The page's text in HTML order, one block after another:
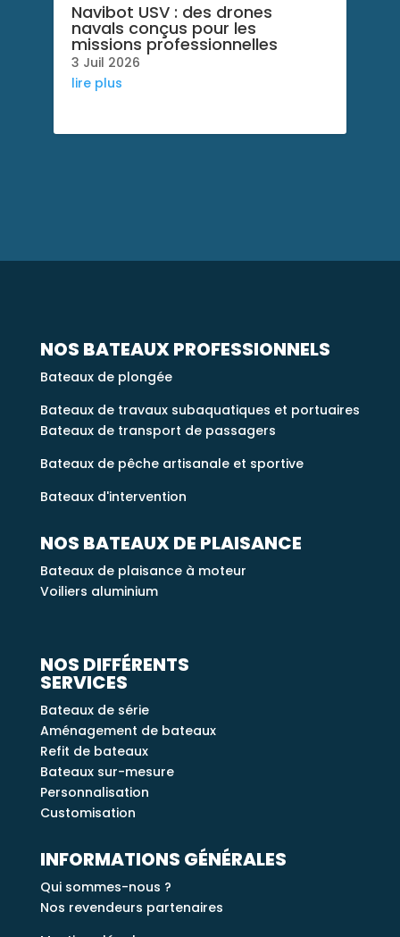
Navibot USV : des drones
navals conçus pour les
missions professionnelles
3 Juil 2026
lire plus
NOS BATEAUX PROFESSIONNELS
Bateaux de plongée
Bateaux de travaux subaquatiques et portuaires
Bateaux de transport de passagers
Bateaux de pêche artisanale et sportive
Bateaux d'intervention
NOS BATEAUX DE PLAISANCE
Bateaux de plaisance à moteur
Voiliers aluminium
NOS DIFFÉRENTS
SERVICES
Bateaux de série
Aménagement de bateaux
Refit de bateaux
Bateaux sur-mesure
Personnalisation
Customisation
INFORMATIONS GÉNÉRALES
Qui sommes-nous ?
Nos revendeurs partenaires